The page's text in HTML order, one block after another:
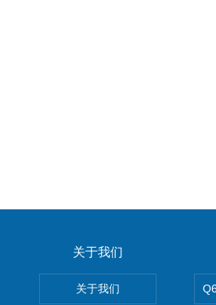
关于我们
关于我们